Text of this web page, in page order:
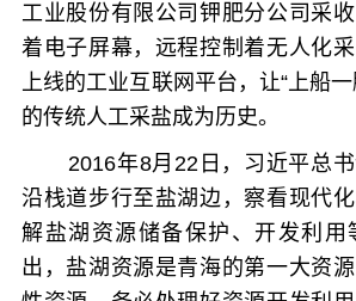
工业股份有限公司钾肥分公司采
着电子屏幕，远程控制着无人化
上线的工业互联网平台，让“上船
的传统人工采盐成为历史。
2016年8月22日，习近平总书
沿栈道步行至盐湖边，察看现代
解盐湖资源储备保护、开发利用
出，盐湖资源是青海的第一大资